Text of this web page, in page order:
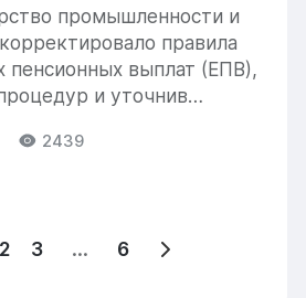
промышленности и
правила
пенсионных выплат (ЕПВ),
и уточнив
2439
2 3 ... 6